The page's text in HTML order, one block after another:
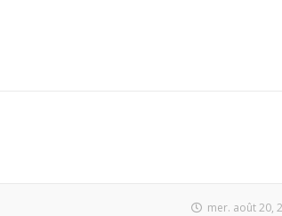
mer. août 20,